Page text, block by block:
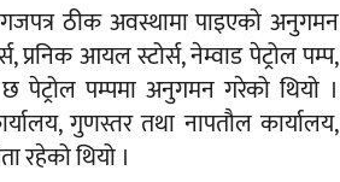
ठीक अवस्थामा पाइएको अनुगमन
आयल स्टोर्स, नेम्वाड पेट्रोल पम्प,
छ पेट्रोल पम्पमा अनुगमन गरेको थियो ।
गुणस्तर तथा नापतौल कार्यालय,
रहेको थियो ।